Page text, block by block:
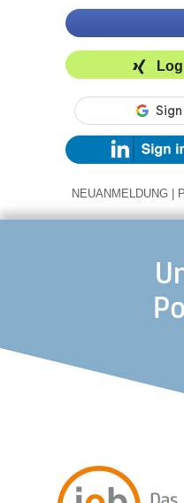
NEUANMELDUNG |